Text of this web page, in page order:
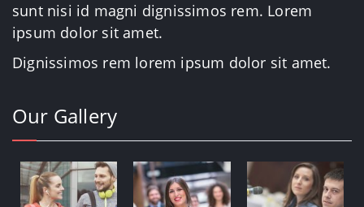
sunt nisi id magni dignissimos rem. Lorem
ipsum dolor sit amet.
Dignissimos rem lorem ipsum dolor sit amet.
Our Gallery